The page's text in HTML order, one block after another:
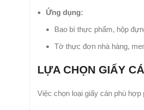
Ứng dụng:
Bao bì thực phẩm, hộp
Tờ thực đơn nhà hàng,
LỰA CHỌN GIẤY
Việc chọn loại giấy cán phù